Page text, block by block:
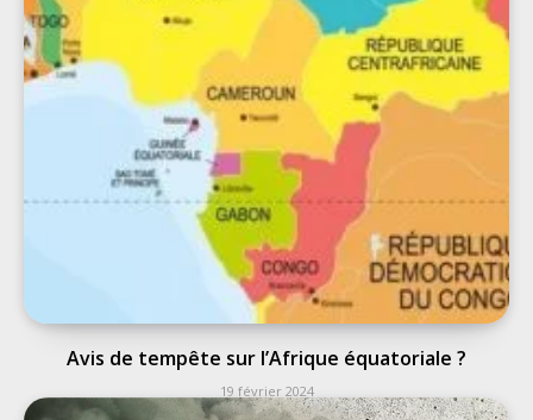
Avis de tempête sur l’Afrique équatoriale ?
19 février 2024